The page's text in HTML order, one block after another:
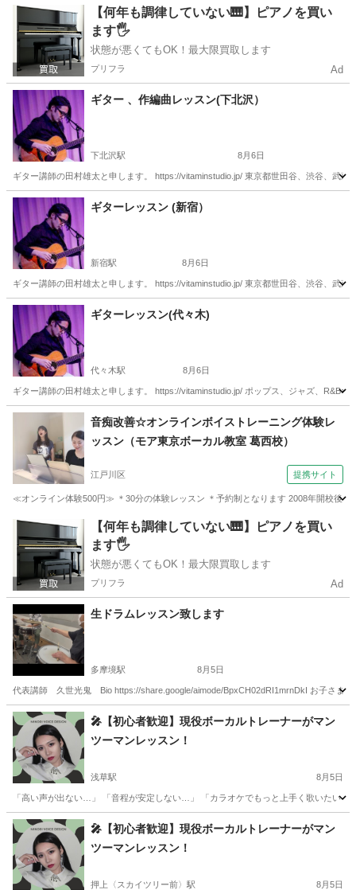
東京 国立市 ギター 初心者
【何年も調律していない🎹】ピアノを買い
ます🖐️
状態が悪くてもOK！最大限買取します
プリフラ Ad
ギター 、作編曲レッスン(下北沢）
下北沢駅 8月6日
ギター講師の田村雄太と申します。 https://vitaminstudio.jp/ 東京都世田谷、渋谷、武
東京 世田谷区 ギター
ギターレッスン (新宿）
新宿駅 8月6日
ギター講師の田村雄太と申します。 https://vitaminstudio.jp/ 東京都世田谷、渋谷、武
東京 新宿区 新宿駅 作編曲
ギターレッスン(代々木)
代々木駅 8月6日
ギター講師の田村雄太と申します。 https://vitaminstudio.jp/ ポップス、ジャズ、R&B
東京 渋谷区 代々木駅 音楽 スタジオ
音痴改善☆オンラインボイストレーニング体験レ
ッスン（モア東京ボーカル教室 葛西校）
江戸川区 提携サイト
≪オンライン体験500円≫ ＊30分の体験レッスン ＊予約制となります 2008年開校後
東京 江戸川区 ボーカル
【何年も調律していない🎹】ピアノを買い
ます🖐️
状態が悪くてもOK！最大限買取します
プリフラ Ad
生ドラムレッスン致します
多摩境駅 8月5日
代表講師 久世光鬼 Bio https://share.google/aimode/BpxCH02dRI1mrnDkI お子さま
東京 八王子市 多摩境駅 ドラム 夏休み
🎤【初心者歓迎】現役ボーカルトレーナーがマン
ツーマンレッスン！
浅草駅 8月5日
「高い声が出ない…」 「音程が安定しない…」 「カラオケでもっと上手く歌いたい
東京 台東区 浅草駅 ボーカル レッスン
🎤【初心者歓迎】現役ボーカルトレーナーがマン
ツーマンレッスン！
押上〈スカイツリー前〉駅 8月5日